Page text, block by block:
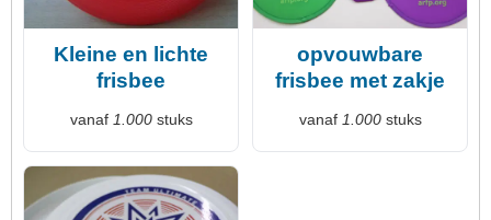
Kleine en lichte
frisbee
vanaf 1.000stuks
opvouwbare
frisbee met zakje
vanaf 1.000stuks